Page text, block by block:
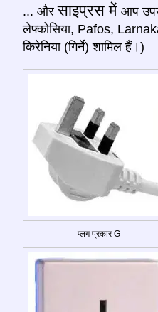
... औरसाइप्रस में आप
लेफ्कोसिया, Pafos,
किरेनिया (गिर्ने) शामिल हैं।)
प्लग प्रकार G